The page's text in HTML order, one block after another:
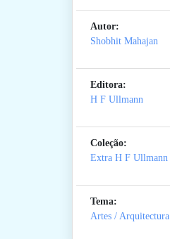
Autor:
Shobhit Mahajan
Editora:
H F Ullmann
Coleção:
Extra H F Ullmann
Tema:
Artes / Arquitectura